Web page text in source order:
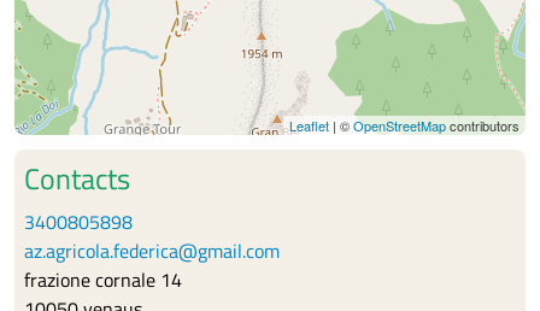
Leaflet| ©OpenStreetMapcontributors
Contacts
3400805898
az.agricola.federica@gmail.com
frazione cornale 14